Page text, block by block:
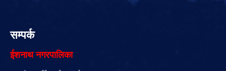
सम्पर्क
ईशनाथ नगरपालिका